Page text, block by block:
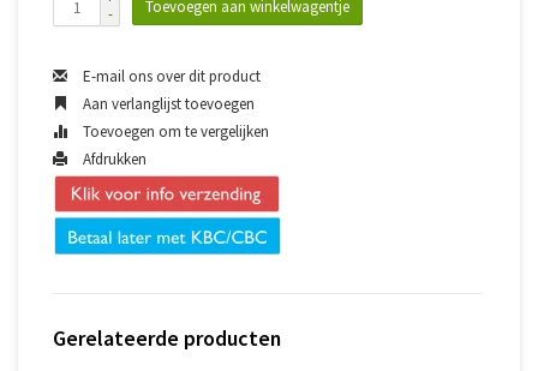
-
Toevoegen aan winkelwagentje
E-mail ons over dit product
Aan verlanglijst toevoegen
Toevoegen om te vergelijken
Afdrukken
Gerelateerde producten